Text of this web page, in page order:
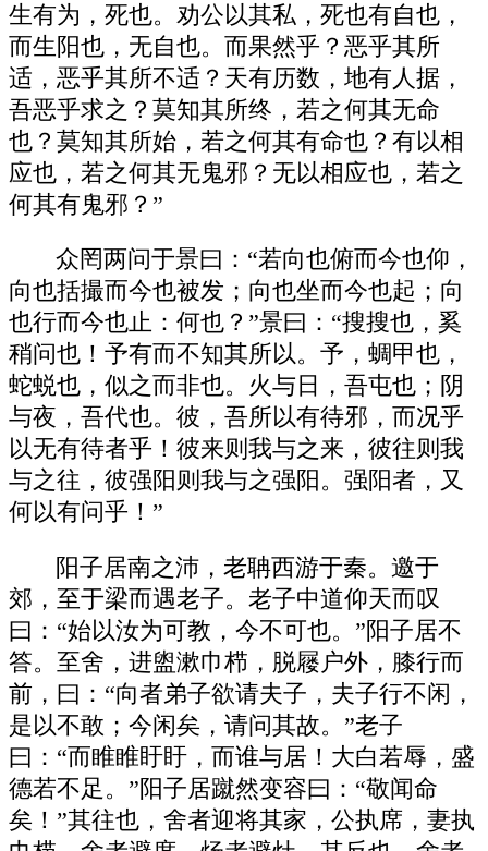
生有为，死也。劝公以其私，死也有自也，
而生阳也，无自也。而果然乎？恶乎其所
适，恶乎其所不适？天有历数，地有人据，
吾恶乎求之？莫知其所终，若之何其无命
也？莫知其所始，若之何其有命也？有以相
应也，若之何其无鬼邪？无以相应也，若之
何其有鬼邪？”
众罔两问于景曰：“若向也俯而今也仰，
向也括撮而今也被发；向也坐而今也起；向
也行而今也止：何也？”景曰：“搜搜也，奚
稍问也！予有而不知其所以。予，蜩甲也，
蛇蜕也，似之而非也。火与日，吾屯也；阴
与夜，吾代也。彼，吾所以有待邪，而况乎
以无有待者乎！彼来则我与之来，彼往则我
与之往，彼强阳则我与之强阳。强阳者，又
何以有问乎！”
阳子居南之沛，老聃西游于秦。邀于
郊，至于梁而遇老子。老子中道仰天而叹
曰：“始以汝为可教，今不可也。”阳子居不
答。至舍，进盥漱巾栉，脱屦户外，膝行而
前，曰：“向者弟子欲请夫子，夫子行不闲，
是以不敢；今闲矣，请问其故。”老子
曰：“而睢睢盱盱，而谁与居！大白若辱，盛
德若不足。”阳子居蹴然变容曰：“敬闻命
矣！”其往也，舍者迎将其家，公执席，妻执